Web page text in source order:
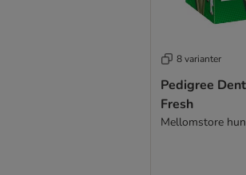
8 varianter
Pedigree
Fresh
Mellomstore